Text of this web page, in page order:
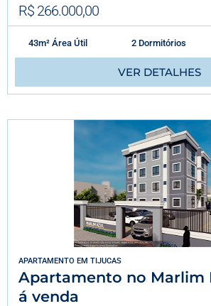
R$ 266.000,00
43m² Área Útil 2 Dormitórios
VER DETALHES
APARTAMENTO EM TIJUCAS
Apartamento no Marlim
á venda